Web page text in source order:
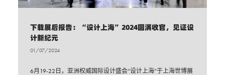
下载展后报告：“设计上海”2024圆满收官，见证设
计新纪元
01/07/2024
6月19-22日，亚洲权威国际设计盛会“设计上海”于上海世博展